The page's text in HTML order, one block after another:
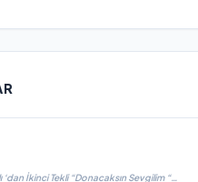
‘dan İkinci Tekli “Donacaksın Sevgilim “